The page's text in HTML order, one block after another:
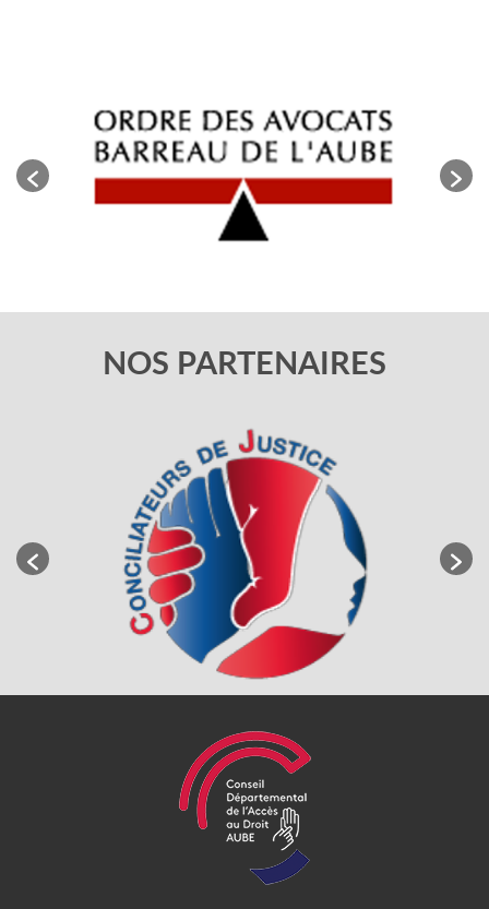
NOS PARTENAIRES